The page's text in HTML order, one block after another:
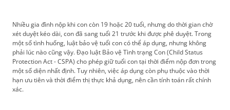
Nhiều gia đình nộp khi con còn 19 hoặc 20 tuổi, nhưng do thời gian chờ
xét duyệt kéo dài, con đã sang tuổi 21 trước khi được phê duyệt. Trong
một số tình huống, luật bảo vệ tuổi con có thể áp dụng, nhưng không
phải lúc nào cũng vậy. Đạo luật Bảo vệ Tình trạng Con (Child Status
Protection Act - CSPA) cho phép giữ tuổi con tại thời điểm nộp đơn trong
một số diện nhất định. Tuy nhiên, việc áp dụng còn phụ thuộc vào thời
hạn ưu tiên và thời điểm thị thực khả dụng, nên cần tính toán rất chính
xác.